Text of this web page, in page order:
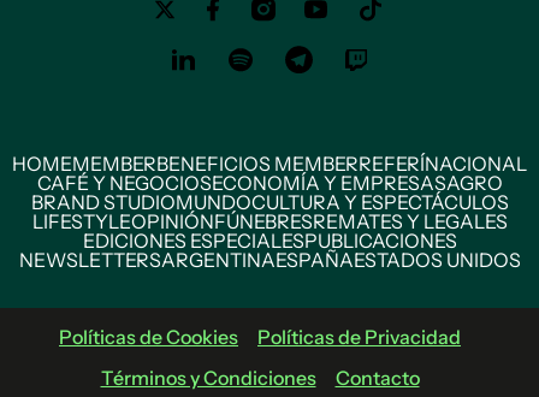
HOMEMEMBERBENEFICIOS MEMBERREFERÍNACIONAL
CAFÉ Y NEGOCIOSECONOMÍA Y EMPRESASAGRO
BRAND STUDIOMUNDOCULTURA Y ESPECTÁCULOS
LIFESTYLEOPINIÓNFÚNEBRESREMATES Y LEGALES
EDICIONES ESPECIALESPUBLICACIONES
NEWSLETTERSARGENTINAESPAÑAESTADOS UNIDOS
Políticas de Cookies
Políticas de Privacidad
Términos y Condiciones
Contacto